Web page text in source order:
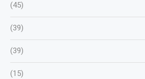
(45)
(39)
(39)
(15)